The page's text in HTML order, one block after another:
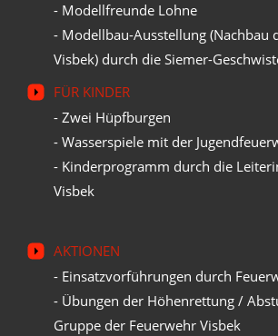
- Modellfreunde Lohne
- Modellbau-Ausstellung (Nachbau
Visbek) durch die Siemer-
FÜR KINDER
- Zwei Hüpfburgen
- Wasserspiele mit der
- Kinderprogramm durch die
Visbek
AKTIONEN
- Einsatzvorführungen durch
- Übungen der Höhenrettung /
Gruppe der Feuerwehr Visbek